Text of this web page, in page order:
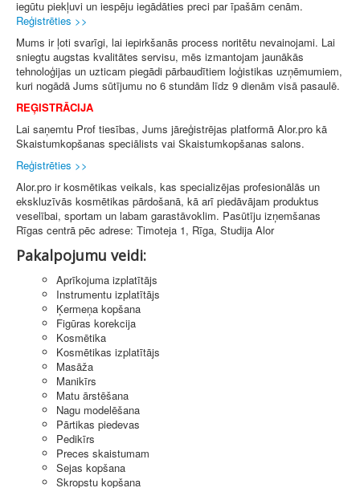
iegūtu piekļuvi un iespēju iegādāties preci par īpašām cenām.
Reģistrēties >>
Mums ir ļoti svarīgi, lai iepirkšanās process noritētu nevainojami. Lai
sniegtu augstas kvalitātes servisu, mēs izmantojam jaunākās
tehnoloģijas un uzticam piegādi pārbaudītiem loģistikas uzņēmumiem,
kuri nogādā Jums sūtījumu no 6 stundām līdz 9 dienām visā pasaulē.
REĢISTRĀCIJA
Lai saņemtu Prof tiesības, Jums jāreģistrējas platformā Alor.pro kā
Skaistumkopšanas speciālists vai Skaistumkopšanas salons.
Reģistrēties >>
Alor.pro ir kosmētikas veikals, kas specializējas profesionālās un
ekskluzīvās kosmētikas pārdošanā, kā arī piedāvājam produktus
veselībai, sportam un labam garastāvoklim. Pasūtīju izņemšanas
Rīgas centrā pēc adrese: Timoteja 1, Rīga, Studija Alor
Pakalpojumu veidi:
Aprīkojuma izplatītājs
Instrumentu izplatītājs
Ķermeņa kopšana
Figūras korekcija
Kosmētika
Kosmētikas izplatītājs
Masāža
Manikīrs
Matu ārstēšana
Nagu modelēšana
Pārtikas piedevas
Pedikīrs
Preces skaistumam
Sejas kopšana
Skropstu kopšana